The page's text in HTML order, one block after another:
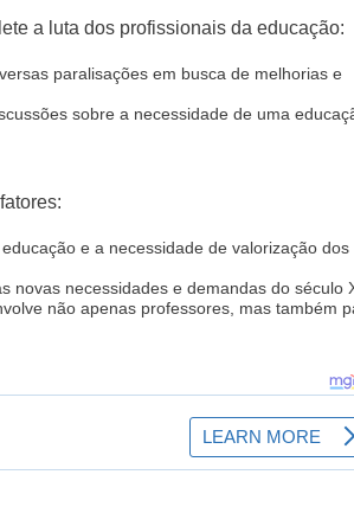
a luta dos profissionais da educação:
paralisações em busca de melhorias e
sobre a necessidade de uma
e a necessidade de valorização dos
novas necessidades e demandas do século
não apenas professores, mas também